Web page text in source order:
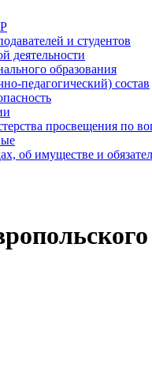
и студентов
деятельности
образования
педагогический) состав
просвещения по
об имуществе и